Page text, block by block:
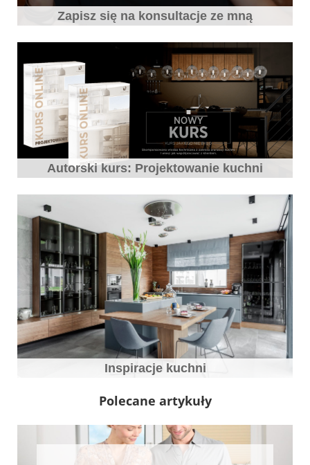
Zapisz się na konsultacje ze mną
Autorski kurs: Projektowanie kuchni
Inspiracje kuchni
Polecane artykuły